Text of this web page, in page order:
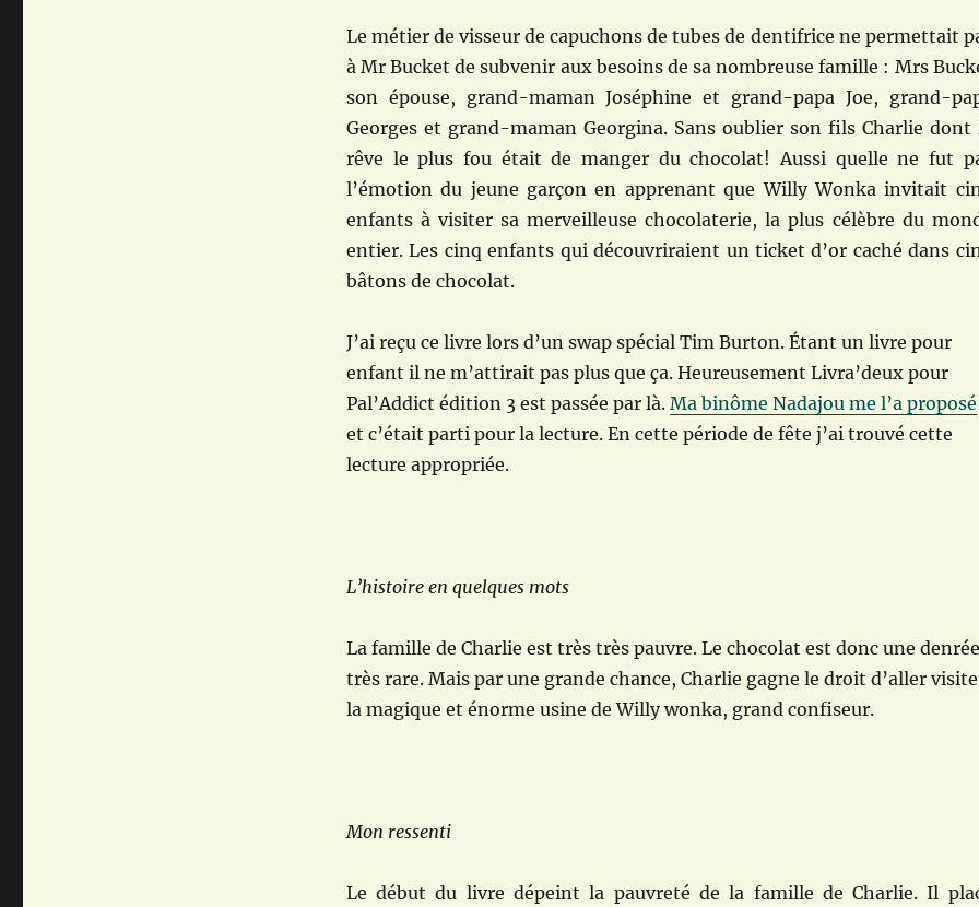
Le métier de visseur de capuchons de tubes de dentifrice ne permettait
à Mr Bucket de subvenir aux besoins de sa nombreuse famille : Mrs
son épouse, grand-maman Joséphine et grand-papa Joe, grand-
Georges et grand-maman Georgina. Sans oublier son fils Charlie dont
rêve le plus fou était de manger du chocolat! Aussi quelle ne fut
l’émotion du jeune garçon en apprenant que Willy Wonka invitait
enfants à visiter sa merveilleuse chocolaterie, la plus célèbre du
entier. Les cinq enfants qui découvriraient un ticket d’or caché dans
bâtons de chocolat.
J’ai reçu ce livre lors d’un swap spécial Tim Burton. Étant un livre pour
enfant il ne m’attirait pas plus que ça. Heureusement Livra’deux pour
Pal’Addict édition 3 est passée par là. Ma binôme Nadajou me l’a proposé
et c’était parti pour la lecture. En cette période de fête j’ai trouvé cette
lecture appropriée.
L’histoire en quelques mots
La famille de Charlie est très très pauvre. Le chocolat est donc une denrée
très rare. Mais par une grande chance, Charlie gagne le droit d’aller
la magique et énorme usine de Willy wonka, grand confiseur.
Mon ressenti
Le début du livre dépeint la pauvreté de la famille de Charlie. Il